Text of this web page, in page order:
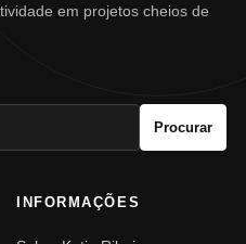
em projetos cheios de
Procurar
INFORMAÇÕES